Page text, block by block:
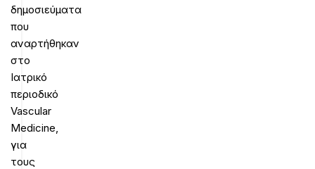
δημοσιεύματα
που
αναρτήθηκαν
στο
Ιατρικό
περιοδικό
Vascular
Medicine,
για
τους